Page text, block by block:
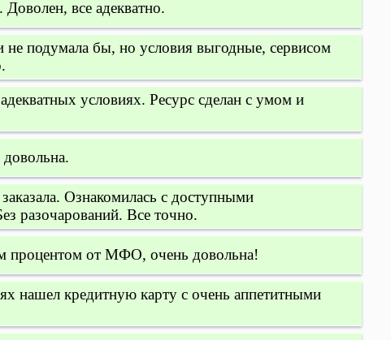
все адекватно.
подумала бы, но условия выгодные, сервисом
условиях. Ресурс сделан с умом и
Ознакомилась с доступными
разочарований. Все точно.
процентом от МФО, очень довольна!
нашел кредитную карту с очень аппетитными